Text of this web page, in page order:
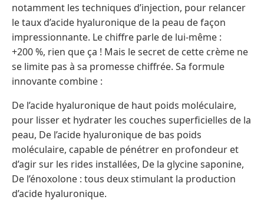
notamment les techniques d’injection, pour relancer
le taux d’acide hyaluronique de la peau de façon
impressionnante. Le chiffre parle de lui-même :
+200 %, rien que ça ! Mais le secret de cette crème ne
se limite pas à sa promesse chiffrée. Sa formule
innovante combine :
De l’acide hyaluronique de haut poids moléculaire,
pour lisser et hydrater les couches superficielles de la
peau, De l’acide hyaluronique de bas poids
moléculaire, capable de pénétrer en profondeur et
d’agir sur les rides installées, De la glycine saponine,
De l’énoxolone : tous deux stimulant la production
d’acide hyaluronique.